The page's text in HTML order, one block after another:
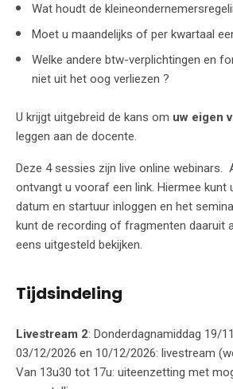
Wat houdt de
Moet u maandelijks of per kwartaal
Welke andere btw-verplichtingen en
niet uit het oog verliezen ?
U krijgt uitgebreid de kans om uw eigen
leggen aan de docente.
Deze 4 sessies zijn live online webinars.
ontvangt u vooraf een link. Hiermee kunt
datum en startuur inloggen en het
kunt de recording of fragmenten daaruit
eens uitgesteld bekijken.
Tijdsindeling
Livestream 2: Donderdagnamiddag 19/
03/12/2026 en 10/12/2026: livestream
Van 13u30 tot 17u: uiteenzetting met